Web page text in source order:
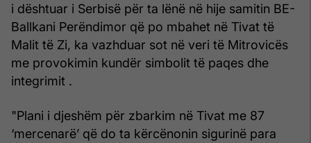
i dështuar i Serbisë për ta lënë në hije samitin BE-
Ballkani Perëndimor që po mbahet në Tivat të
Malit të Zi, ka vazhduar sot në veri të Mitrovicës
me provokimin kundër simbolit të paqes dhe
integrimit .
"Plani i djeshëm për zbarkim në Tivat me 87
‘mercenarë’ që do ta kërcënonin sigurinë para